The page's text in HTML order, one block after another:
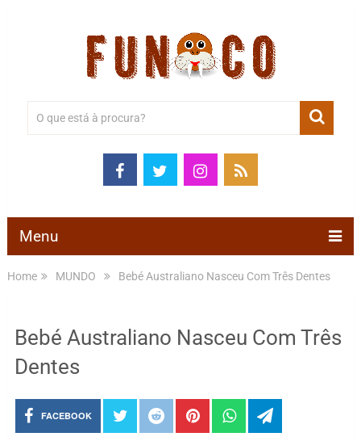
Menu
Home MUNDO Bebé Australiano Nasceu Com Três Dentes
Bebé Australiano Nasceu Com Três
Dentes
FACEBOOK